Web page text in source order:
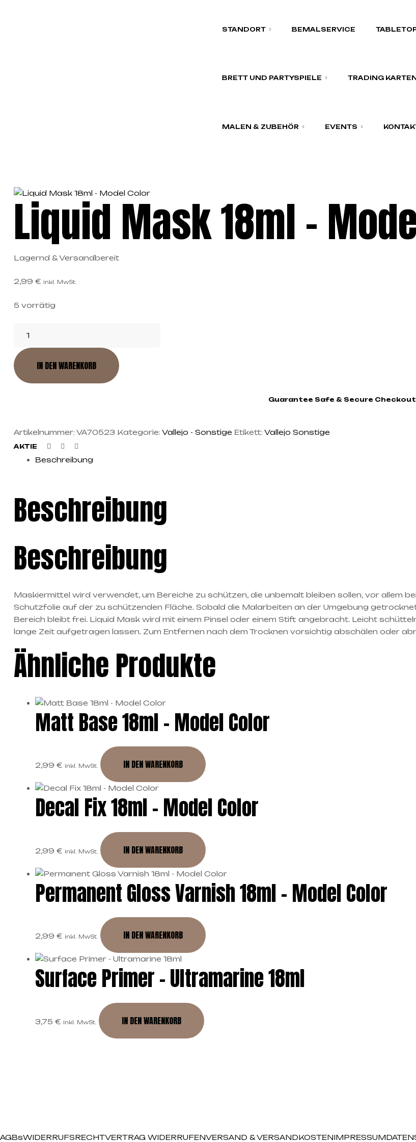
STANDORT BEMALSERVICE
BRETT UND PARTYSPIELE TRADING
MALEN & ZUBEHÖR EVENTS
Liquid Mask 18ml –
Lagernd & Versandbereit
2,99 € inkl. MwSt.
5 vorrätig
IN DEN WARENKORB
Guarantee Safe & Secure Checkout
Artikelnummer: VA70523 Kategorie: Vallejo - Sonstige Etikett: Vallejo Sonstige
AKTIE Facebook
Twitter
Beschreibung
Beschreibung
Beschreibung
Maskiermittel wird verwendet, um Bereiche zu schützen, die unbemalt bleiben sollen, vor allem
Schutzfolie auf der zu schützenden Fläche. Sobald die Malarbeiten an der Umgebung
Bereich bleibt frei. Liquid Mask wird mit einem Pinsel oder einem Stift angebracht. Leicht
lange Zeit aufgetragen lassen. Zum Entfernen nach dem Trocknen vorsichtig abschälen oder
Ähnliche Produkte
Matt Base 18ml – Model Color
2,99 € inkl. MwSt. IN DEN WARENKORB
Decal Fix 18ml – Model Color
2,99 € inkl. MwSt. IN DEN WARENKORB
Permanent Gloss Varnish 18ml – Model Color
2,99 € inkl. MwSt. IN DEN WARENKORB
Surface Primer – Ultramarine 18ml
3,75 € inkl. MwSt. IN DEN WARENKORB
AGBsWIDERRUFSRECHTVERTRAG WIDERRUFENVERSAND & VERSANDKOSTENIMPRESSUM